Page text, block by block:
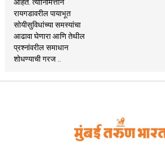
रायगडावरील पायाभूत
सोयीसुविधांच्या समस्यांचा
आढावा घेणारा आणि तेथील
प्रश्नांवरील समाधान
शोधण्याची गरज ..